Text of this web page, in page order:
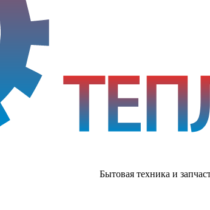
Бытовая техника и